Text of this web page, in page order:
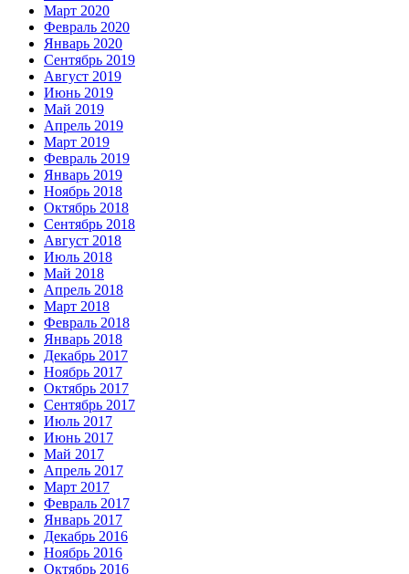
Март 2020
Февраль 2020
Январь 2020
Сентябрь 2019
Август 2019
Июнь 2019
Май 2019
Апрель 2019
Март 2019
Февраль 2019
Январь 2019
Ноябрь 2018
Октябрь 2018
Сентябрь 2018
Август 2018
Июль 2018
Май 2018
Апрель 2018
Март 2018
Февраль 2018
Январь 2018
Декабрь 2017
Ноябрь 2017
Октябрь 2017
Сентябрь 2017
Июль 2017
Июнь 2017
Май 2017
Апрель 2017
Март 2017
Февраль 2017
Январь 2017
Декабрь 2016
Ноябрь 2016
Октябрь 2016